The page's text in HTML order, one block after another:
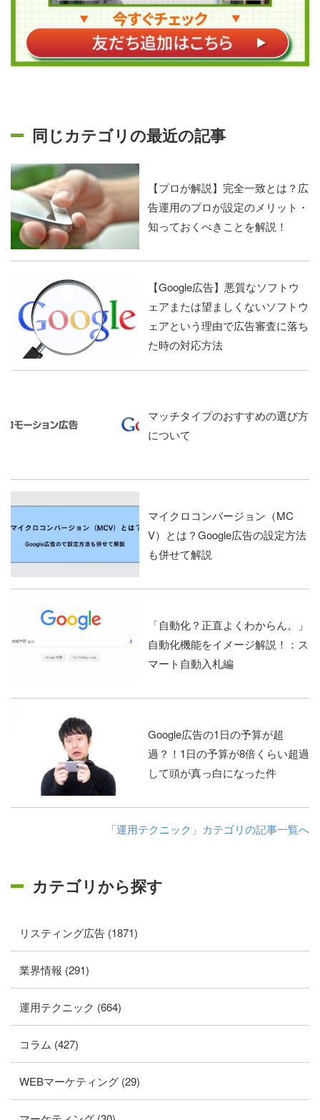
同じカテゴリの最近の記事
【プロが解説】完全一致とは？広
告運用のプロが設定のメリット・
知っておくべきことを解説！
【Google広告】悪質なソフトウ
ェアまたは望ましくないソフトウ
ェアという理由で広告審査に落ち
た時の対応方法
マッチタイプのおすすめの選び方
について
マイクロコンバージョン（MC
V）とは？Google広告の設定方法
も併せて解説
「自動化？正直よくわからん。」
自動化機能をイメージ解説！：ス
マート自動入札編
Google広告の1日の予算が超
過？！1日の予算が8倍くらい超過
して頭が真っ白になった件
「運用テクニック」カテゴリの記事一覧へ
カテゴリから探す
リスティング広告 (1871)
業界情報 (291)
運用テクニック (664)
コラム (427)
WEBマーケティング (29)